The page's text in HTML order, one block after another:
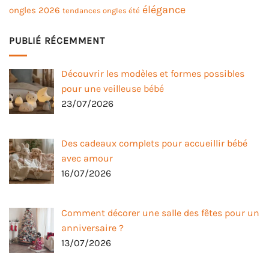
ongles 2026 tendances ongles été élégance
PUBLIÉ RÉCEMMENT
Découvrir les modèles et formes possibles
pour une veilleuse bébé
23/07/2026
Des cadeaux complets pour accueillir bébé
avec amour
16/07/2026
Comment décorer une salle des fêtes pour un
anniversaire ?
13/07/2026